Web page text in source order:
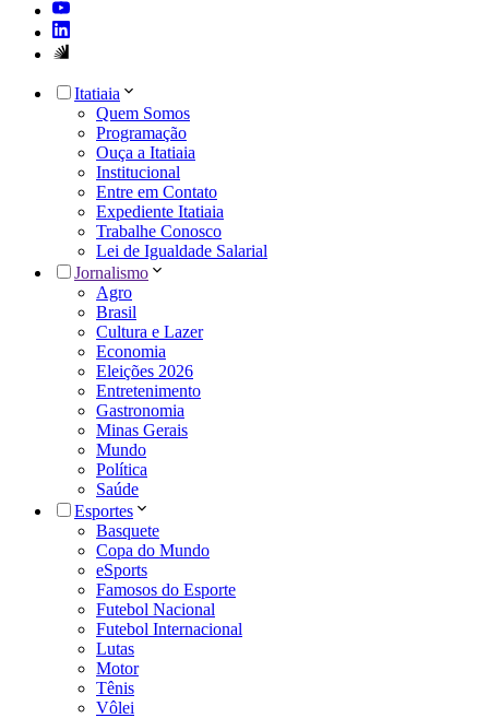
Itatiaia
Quem Somos
Programação
Ouça a Itatiaia
Institucional
Entre em Contato
Expediente Itatiaia
Trabalhe Conosco
Lei de Igualdade Salarial
Jornalismo
Agro
Brasil
Cultura e Lazer
Economia
Eleições 2026
Entretenimento
Gastronomia
Minas Gerais
Mundo
Política
Saúde
Esportes
Basquete
Copa do Mundo
eSports
Famosos do Esporte
Futebol Nacional
Futebol Internacional
Lutas
Motor
Tênis
Vôlei